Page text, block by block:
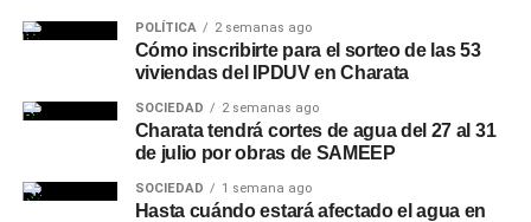
POLÍTICA 2 semanas ago
Cómo inscribirte para el sorteo de las 53
viviendas del IPDUV en Charata
SOCIEDAD 2 semanas ago
Charata tendrá cortes de agua del 27 al 31
de julio por obras de SAMEEP
SOCIEDAD 1 semana ago
Hasta cuándo estará afectado el agua en